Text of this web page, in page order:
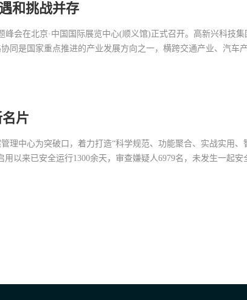
和挑战并存
会在北京·中国国际展览中心(顺义馆)正式召开。高新兴科技集
同是国家重点推进的产业发展方向之一，横跨交通产业、汽车
片
理中心为突破口，着力打造“科学规范、功能聚合、实战实用、
以来已安全运行1300余天，审查嫌疑人6979名，未发生一起安